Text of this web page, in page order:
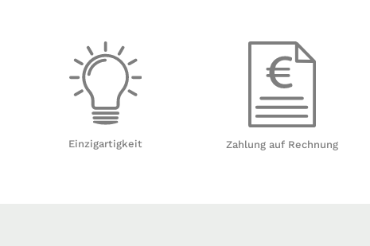
Einzigartigkeit Zahlung auf Rechnung